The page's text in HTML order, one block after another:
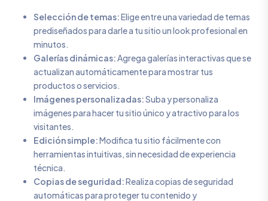
Selección de temas:Elige entre una variedad de temas
prediseñados para darle a tu sitio un look profesional en
minutos.
Galerías dinámicas: Agrega galerías interactivas que se
actualizan automáticamente para mostrar tus
productos o servicios.
Imágenes personalizadas:Suba y personaliza
imágenes para hacer tu sitio único y atractivo para los
visitantes.
Edición simple:Modifica tu sitio fácilmente con
herramientas intuitivas, sin necesidad de experiencia
técnica.
Copias de seguridad:Realiza copias de seguridad
automáticas para proteger tu contenido y